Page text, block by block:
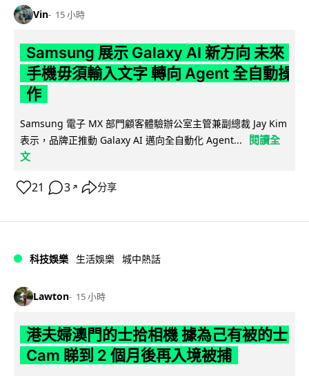
Vin 15 小時
Samsung 展示 Galaxy AI 新方向 未來
手機毋須輸入文字 轉向 Agent 全自動操
作
Samsung 電子 MX 部門顧客體驗辦公室主管兼副總裁 Jay Kim
表示，品牌正推動 Galaxy AI 邁向全自動化 Agent...
閱讀全
文
21 3 ↗ 分享
科技娛樂 生活娛樂 城中熱話
Lawton 15 小時
港夫婦澳門的士拾相機 據為己有被的士
Cam 睇到 2 個月後再入境被捕